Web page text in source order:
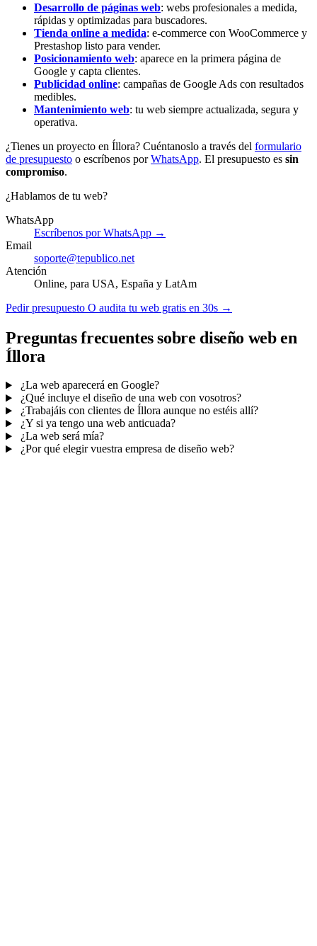
Desarrollo de páginas web: webs profesionales a medida,
rápidas y optimizadas para buscadores.
Tienda online a medida: e-commerce con WooCommerce y
Prestashop listo para vender.
Posicionamiento web: aparece en la primera página de
Google y capta clientes.
Publicidad online: campañas de Google Ads con resultados
medibles.
Mantenimiento web: tu web siempre actualizada, segura y
operativa.
¿Tienes un proyecto en Íllora? Cuéntanoslo a través del formulario
de presupuesto o escríbenos porWhatsApp. El presupuesto es sin
compromiso.
¿Hablamos de tu web?
WhatsApp
Escríbenos por WhatsApp →
Email
soporte@tepublico.net
Atención
Online, para USA, España y LatAm
Pedir presupuesto O audita tu web gratis en 30s →
Preguntas frecuentes sobre diseño web en
Íllora
¿La web aparecerá en Google?
¿Qué incluye el diseño de una web con vosotros?
¿Trabajáis con clientes de Íllora aunque no estéis allí?
¿Y si ya tengo una web anticuada?
¿La web será mía?
¿Por qué elegir vuestra empresa de diseño web?